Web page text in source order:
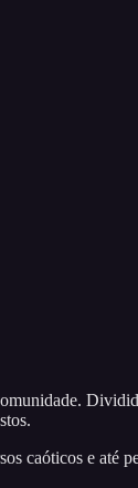
caóticos e até